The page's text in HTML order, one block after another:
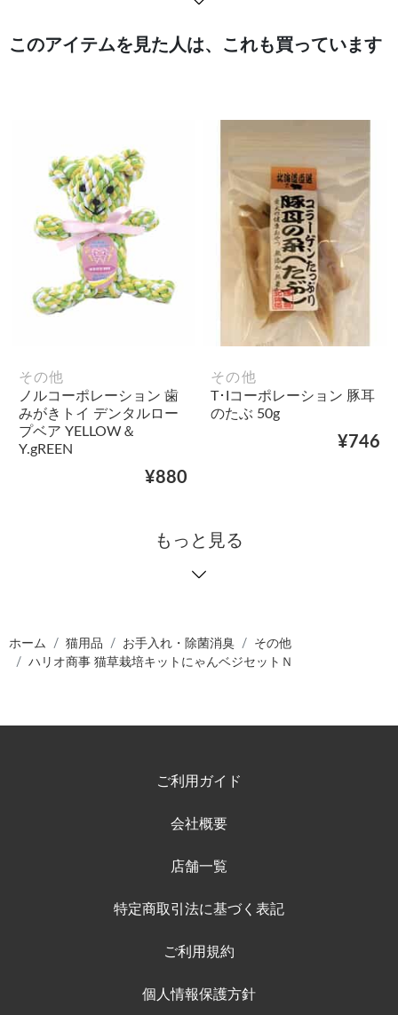
このアイテムを見た人は、これも買っています
その他
ノルコーポレーション 歯
みがきトイ デンタルロー
プベア YELLOW＆
Y.gREEN
¥880
その他
T･Iコーポレーション 豚耳
のたぶ 50g
¥746
もっと見る
ホーム 猫用品 お手入れ・除菌消臭
その他
ハリオ商事 猫草栽培キットにゃんベジセットＮ
ご利用ガイド
会社概要
店舗一覧
特定商取引法に基づく表記
ご利用規約
個人情報保護方針